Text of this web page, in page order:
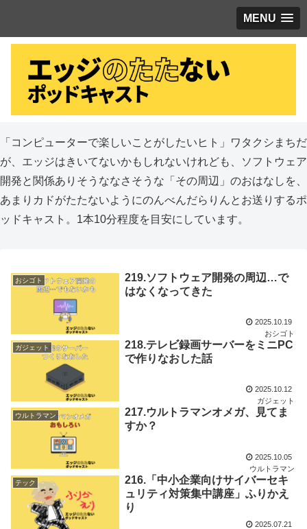
MENU
「コンピューターで楽しいことがしたいヒト」ワタクシまちだ
が、エッジはきいてないかもしれないけれども、ソフトウェア
開発と関係ありそうななさそうな「その周辺」のおはなしを、
あまりカドがたたないようにのんべんだらりんとお送りするポ
ッドキャスト。1本10分程度を目安にしています。
おシゴト
219.ソフトウェア開発の周辺…で
はなくなってきた
2025.10.19
おシゴト
ガジェット
218.テレビ録画サーバーをミニPC
で作りなおした話
2025.10.12
ガジェット
ウルトラマン
217.ウルトラマンオメガ、見てま
すか？
2025.10.05
ウルトラマン
テック
216.「中小企業向けサイバーセキ
ュリティ対策集中講座」ふりかえ
り
2025.07.21